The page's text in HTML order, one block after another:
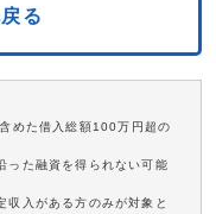
る
めた借入総額100万円超の
った融資を得られない可能
収入がある方のみが対象と